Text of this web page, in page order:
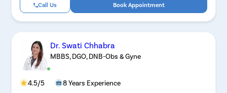
Call Us Book Appointment
Dr. Swati Chhabra
MBBS, DGO, DNB-Obs & Gyne
4.5/5 8 Years Experience